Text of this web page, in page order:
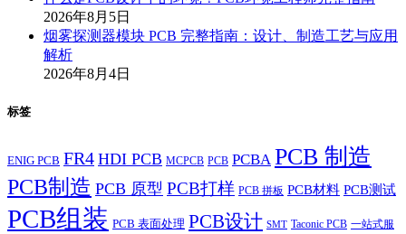
2026年8月5日
烟雾探测器模块 PCB 完整指南：设计、制造工艺与应用
解析
2026年8月4日
标签
ENIG PCB FR4 HDI PCB MCPCB PCB PCBA PCB 制造
PCB制造 PCB 原型 PCB打样 PCB 拼板 PCB材料 PCB测试
PCB组装 PCB 表面处理 PCB设计 SMT Taconic PCB 一站式服